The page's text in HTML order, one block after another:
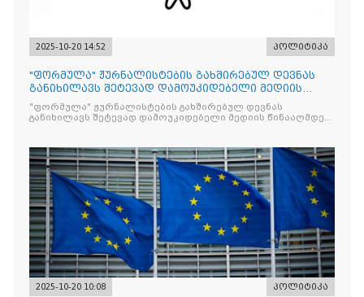
2025-10-20 14:52 პოლიტიკა
"ფორმულა" ჟურნალისტების გახშირებულ დევნას
განიხილავს შეტევად დამოუკიდებელი მედიის
წინააღმდ
"ფორმულა" ჟურნალისტების გახშირებულ დევნას
განიხილავს შეტევად დამოუკიდებელი მედიის წინააღმდეგ,
2025-10-20 10:08 პოლიტიკა